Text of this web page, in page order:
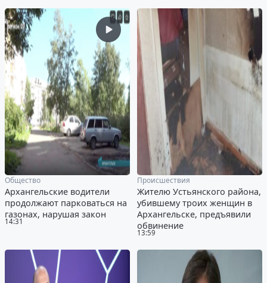
14:31
Общество
Архангельские водители
продолжают парковаться на
газонах, нарушая закон
13:59
Происшествия
Жителю Устьянского района,
убившему троих женщин в
Архангельске, предъявили
обвинение